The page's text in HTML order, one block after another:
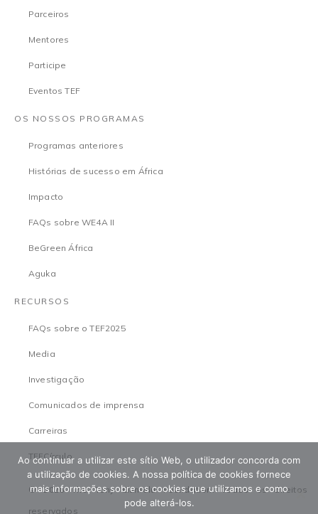
Parceiros
Mentores
Participe
Eventos TEF
OS NOSSOS PROGRAMAS
Programas anteriores
Histórias de sucesso em África
Impacto
FAQs sobre WE4A II
BeGreen África
Aguka
RECURSOS
FAQs sobre o TEF2025
Media
Investigação
Comunicados de imprensa
Carreiras
TEFCírculo
© 2026 The Tony Elumelu Foundation. Todos os direitos
reservados
Ao continuar a utilizar este sítio Web, o utilizador concorda com
a utilização de cookies. A nossa política de cookies fornece
mais informações sobre os cookies que utilizamos e como
pode alterá-los.